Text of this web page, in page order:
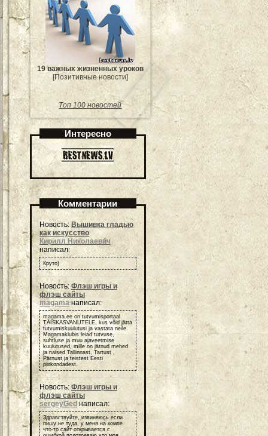
19 важных жизненных уроков
[Позитивные новости]
Топ 100 новостей
Интересно
Комментарии
Новость: Вышивка гладью
как искусство
Кирилл Николаевич
написал:
Круто)
Новость: Флэш игры и
флэш сайты
magamaнаписал:
magama.ee on tutvumisportaal
TÄISKASVANUTELE, kus võid jätta
tutvumiskuulutusi ja vastata neile.
Magamaklubis leiad tutvuse,
suhtluse ja muu ajaveetmise
kuulutused, mille on jätnud mehed
ja naised Tallinnast, Tartust ,
Pärnust ja teistest Eesti
piirkondadest.
Новость: Флэш игры и
флэш сайты
sergeyGed написал:
Здравствуйте, извиняюсь если
пишу не туда, у меня на компе
что-то сайт открывается с